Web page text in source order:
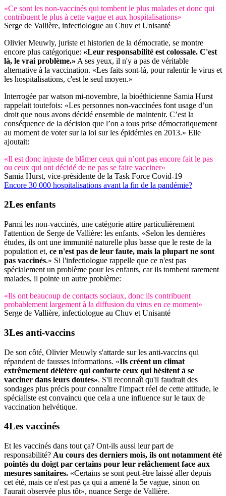
«Ce sont les non-vaccinés qui tombent le plus malades et donc qui
contribuent le plus à cette vague et aux hospitalisations»
Serge de Vallière, infectiologue au Chuv et Unisanté
Olivier Meuwly, juriste et historien de la démocratie, se montre
encore plus catégorique: «Leur responsabilité est colossale. C'est
là, le vrai problème.» A ses yeux, il n'y a pas de véritable
alternative à la vaccination. «Les faits sont-là, pour ralentir le virus et
les hospitalisations, c'est le seul moyen.»
Interrogée par watson mi-novembre, la bioéthicienne Samia Hurst
rappelait toutefois: «Les personnes non-vaccinées font usage d’un
droit que nous avons décidé ensemble de maintenir. C’est la
conséquence de la décision que l’on a tous prise démocratiquement
au moment de voter sur la loi sur les épidémies en 2013.» Elle
ajoutait:
«Il est donc injuste de blâmer ceux qui n’ont pas encore fait le pas
ou ceux qui ont décidé de ne pas se faire vacciner»
Samia Hurst, vice-présidente de la Task Force Covid-19
Encore 30 000 hospitalisations avant la fin de la pandémie?
Les enfants
Parmi les non-vaccinés, une catégorie attire particulièrement
l'attention de Serge de Vallière: les enfants. «Selon les dernières
études, ils ont une immunité naturelle plus basse que le reste de la
population et, ce n'est pas de leur faute, mais la plupart ne sont
pas vaccinés.» Si l'infectiologue rappelle que ce n'est pas
spécialement un problème pour les enfants, car ils tombent rarement
malades, il pointe un autre problème:
«Ils ont beaucoup de contacts sociaux, donc ils contribuent
probablement largement à la diffusion du virus en ce moment»
Serge de Vallière, infectiologue au Chuv et Unisanté
Les anti-vaccins
De son côté, Olivier Meuwly s'attarde sur les anti-vaccins qui
répandent de fausses informations. «Ils créent un climat
extrêmement délétère qui conforte ceux qui hésitent à se
vacciner dans leurs doutes». S'il reconnaît qu'il faudrait des
sondages plus précis pour connaître l'impact réel de cette attitude, le
spécialiste est convaincu que cela a une influence sur le taux de
vaccination helvétique.
Les vaccinés
Et les vaccinés dans tout ça? Ont-ils aussi leur part de
responsabilité? Au cours des derniers mois, ils ont notamment été
pointés du doigt par certains pour leur relâchement face aux
mesures sanitaires. «Certains se sont peut-être laissé aller depuis
cet été, mais ce n'est pas ça qui a amené la 5e vague, sinon on
l'aurait observée plus tôt», nuance Serge de Vallière.